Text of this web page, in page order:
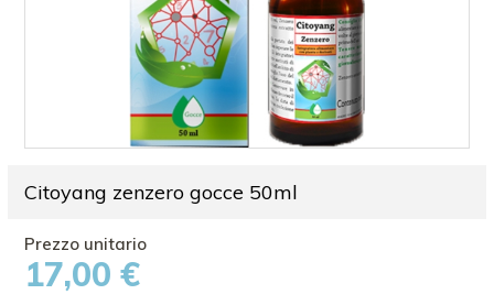
Citoyang zenzero gocce 50ml
17,00 €